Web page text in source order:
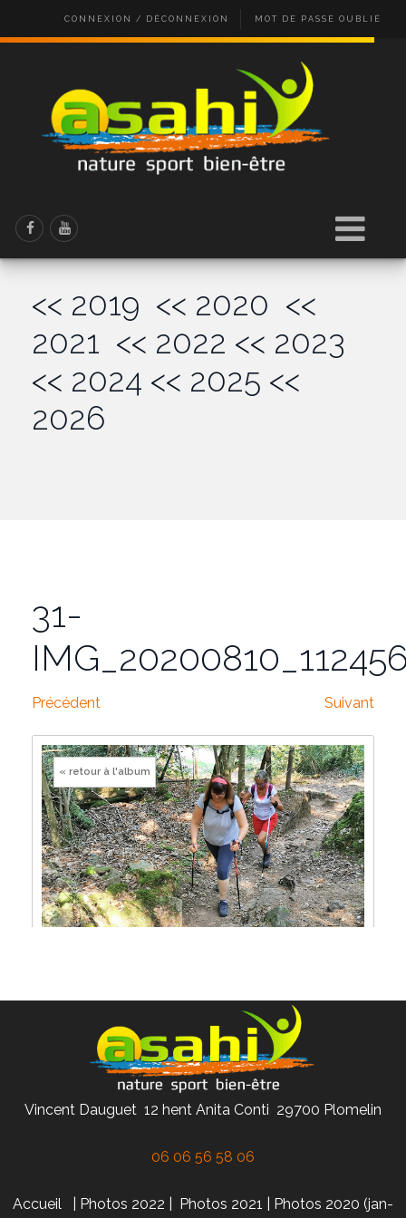
CONNEXION / DÉCONNEXION MOT DE PASSE OUBLIÉ
<< 2019 << 2020 <<
2021 << 2022 << 2023
<< 2024 << 2025 <<
2026
31-
Précédent Suivant
« retour à l'album
Vincent Dauguet 12 hent Anita Conti 29700 Plomelin
06 06 56 58 06
Accueil Photos 2022 Photos 2021 Photos 2020 (jan-